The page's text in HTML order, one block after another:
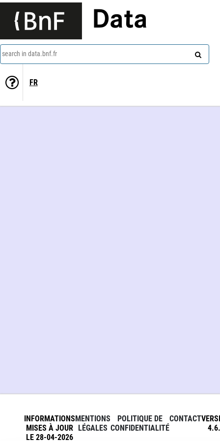
Data
search in data.bnf.fr
FR
INFORMATIONS
MISES À JOUR
LE 28-04-2026
MENTIONS
LÉGALES
POLITIQUE DE
CONFIDENTIALITÉ
CONTACT